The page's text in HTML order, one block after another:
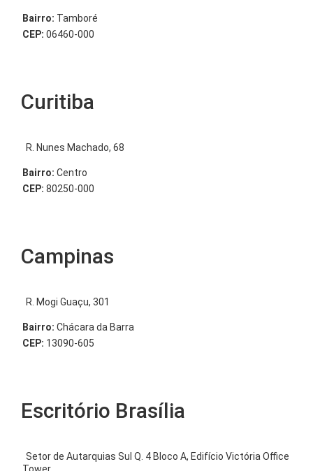
Bairro: Tamboré
CEP: 06460-000
Curitiba
R. Nunes Machado, 68
Bairro: Centro
CEP: 80250-000
Campinas
R. Mogi Guaçu, 301
Bairro: Chácara da Barra
CEP: 13090-605
Escritório Brasília
Setor de Autarquias Sul Q. 4 Bloco A, Edifício Victória Office